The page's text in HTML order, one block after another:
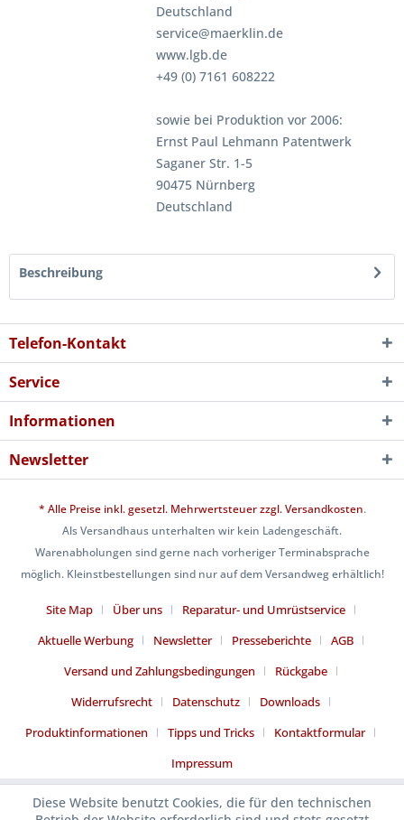
Deutschland
service@maerklin.de
www.lgb.de
+49 (0) 7161 608222
sowie bei Produktion vor 2006:
Ernst Paul Lehmann Patentwerk
Saganer Str. 1-5
90475 Nürnberg
Deutschland
Beschreibung
Telefon-Kontakt
Service
Informationen
Newsletter
* Alle Preise inkl. gesetzl. Mehrwertsteuer zzgl.Versandkosten.
Als Versandhaus unterhalten wir kein Ladengeschäft.
Warenabholungen sind gerne nach vorheriger Terminabsprache
möglich. Kleinstbestellungen sind nur auf dem Versandweg erhältlich!
Site Map Über uns
Reparatur- und Umrüstservice
Aktuelle Werbung
Newsletter Presseberichte
AGB
Versand und Zahlungsbedingungen
Rückgabe
Widerrufsrecht
Datenschutz
Downloads
Produktinformationen
Tipps und Tricks
Kontaktformular
Impressum
Diese Website benutzt Cookies, die für den technischen